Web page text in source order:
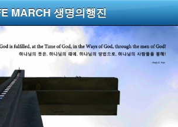
MARCH 생명의행진